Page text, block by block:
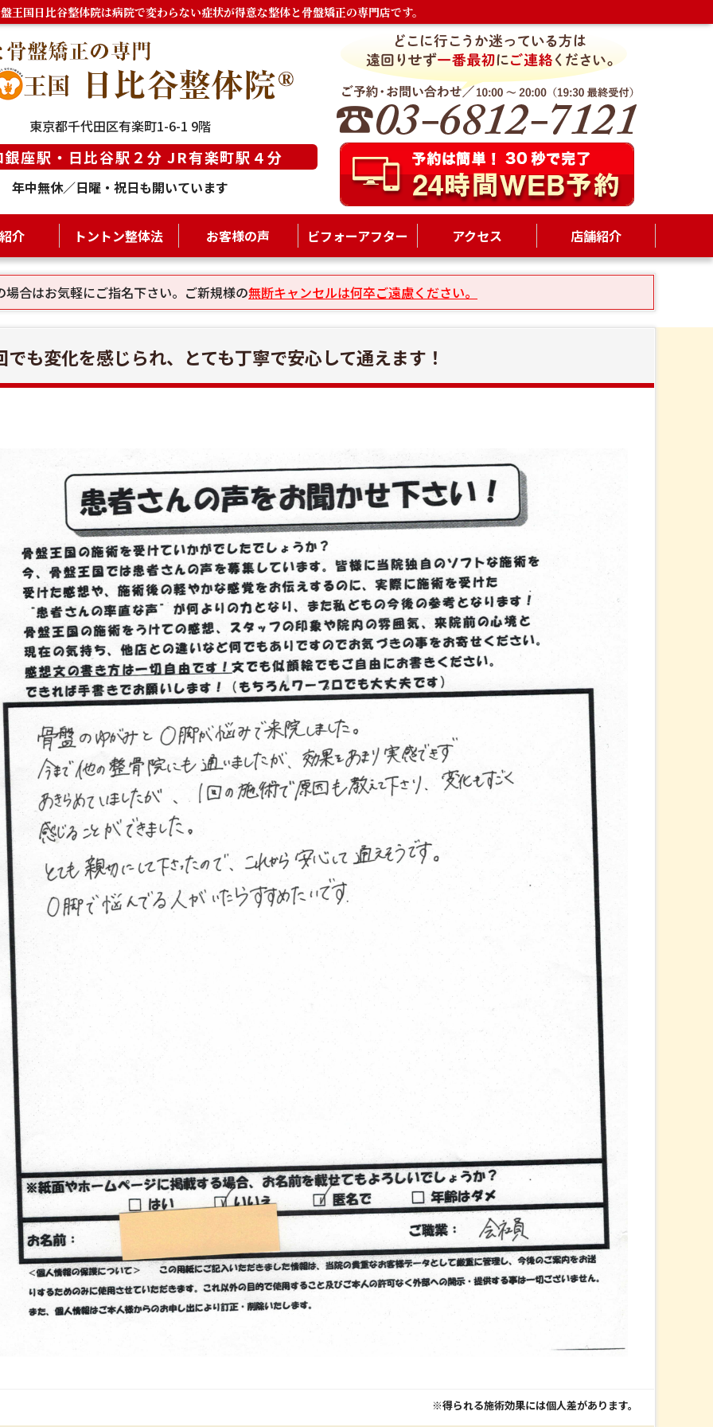
王国日比谷整体院は病院で変わらない症状が得意な整体と骨盤矯正の専門店です。
東京都千代田区有楽町1-6-1 9階
銀座駅・日比谷駅２分 JR有楽町駅４分
年中無休／日曜・祝日も開いています
介 トントン整体法 お客様の声 ビフォーアフター アクセス 店舗紹介
合はお気軽にご指名下さい。ご新規様の無断キャンセルは何卒ご遠慮ください。
でも変化を感じられ、とても丁寧で安心して通えます！
※得られる施術効果には個人差があります。